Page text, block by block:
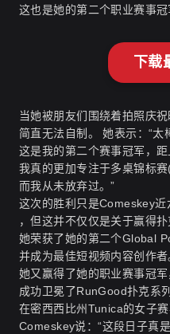
这也是她的第二个职业赛事冠
下
当她被朋友们围绕着拍照庆祝
简直无法自制。 她表示：“太
这是我的第二个赛事冠军，距
我真的更加专注于多桌锦标
而我从未放弃过。”
这次的胜利只是Comeskey
，但这并不仅仅是关于赢得扑
她荣获了她的第二个Global
并成为最佳短视频内容创作者
她又赢得了她的职业赛事冠军
成功卫冕了RunGood扑克系
在密西西比州Tunica的女子
Comeskey说：“这段日子真